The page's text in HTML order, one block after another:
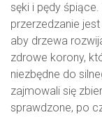
sęki i pędy
przerzedzanie
aby drzewa
zdrowe korony,
niezbędne do
zajmowali się
sprawdzone, po